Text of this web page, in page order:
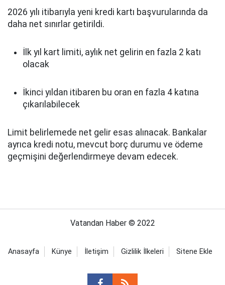
2026 yılı itibarıyla yeni kredi kartı başvurularında da
daha net sınırlar getirildi.
İlk yıl kart limiti, aylık net gelirin en fazla 2 katı
olacak
İkinci yıldan itibaren bu oran en fazla 4 katına
çıkarılabilecek
Limit belirlemede net gelir esas alınacak. Bankalar
ayrıca kredi notu, mevcut borç durumu ve ödeme
geçmişini değerlendirmeye devam edecek.
Vatandan Haber © 2022
Anasayfa Künye İletişim Gizlilik İlkeleri Sitene Ekle